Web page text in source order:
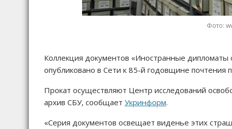
Фото:
Коллекция документов «Иностранные
опубликовано в Сети к 85-й годовщине почтения
Прокат осуществляют Центр исследований
архив СБУ, сообщает Укринформ.
«Серия документов освещает виденье этих